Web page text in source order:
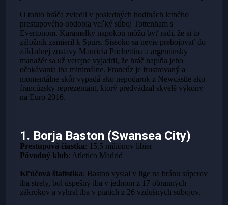
O tohto hráča zviedli v posledných hodinách letného
prestupového obdobia veľký súboj Tottenham s
Evertonom. Karamelky napokon môžu byť radi, že si to
záložník zamieril k Spurs. Sissoko sa nevie prebojovať do
základnej zostavy Mauricia Pochettina a argentínsky
manažér sa už verejne vyjadril, že hráč napĺňa jeho
očakávania iba minimálne. Francúz je frustrovaný a
momentálne skôr vypadá ako nepodarok z Newcastle ako
francúzsky reprezentant, ktorý predvádzal skvelé výkony
na Euro 2016.
1. Borja Baston (Swansea City)
Prestupová čiastka: 15,5 miliónov libier
Pôvodný klub: Atletico Madrid
Kľúčová štatistika: Baston vyslal v lige na bránu súperov
iba strely, bol úspešný iba v jednom z 17 obranných
zákrokov a vyhral iba v piatich z 26 vzdušných súbojov.